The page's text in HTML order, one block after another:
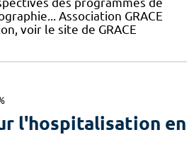
Association GRACE
voir le site de GRACE
l'hospitalisation en